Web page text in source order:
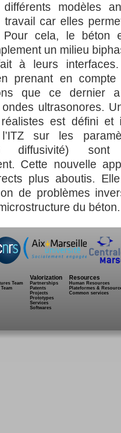
modèles
car elles
cela, le béton
un milieu
à leurs
prenant en compte
que ce dernier
ultrasonores.
est défini et
sur les
diffusivité)
Cette nouvelle
plus aboutis.
de problèmes
du béton.
Team
Valorization
Partnerships
Patents
Projects
Prototypes
Services
Softwares
Resources
Human Resources
Plateformes &
Common services